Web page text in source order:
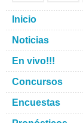
Inicio
Noticias
En vivo!!!
Concursos
Encuestas